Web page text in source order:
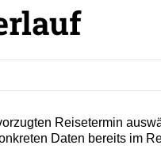
Reisetermin
Daten bereits im